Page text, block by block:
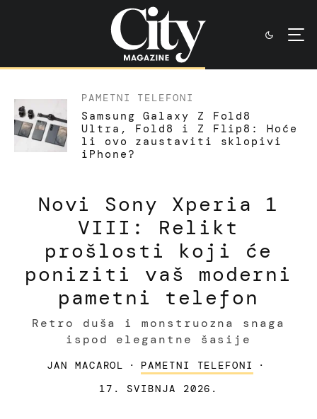
PAMETNI TELEFONI
Samsung Galaxy Z Fold8
Ultra, Fold8 i Z Flip8: Hoće
li ovo zaustaviti sklopivi
iPhone?
Novi Sony Xperia 1
VIII: Relikt
prošlosti koji će
poniziti vaš moderni
pametni telefon
Retro duša i monstruozna snaga
ispod elegantne šasije
JAN MACAROL · PAMETNI TELEFONI
·
17. SVIBNJA 2026.